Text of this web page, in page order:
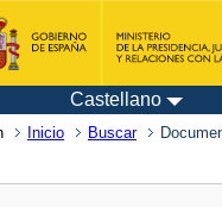
Castellano
Inicio Buscar